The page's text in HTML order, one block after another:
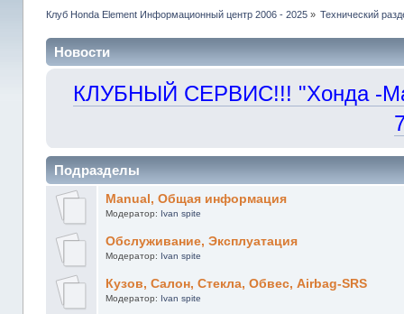
Клуб Honda Element Информационный центр 2006 - 2025» Технический
Новости
КЛУБНЫЙ СЕРВИС!!! "Хонда -
Подразделы
Manual, Общая информация
Модератор: Ivan spite
Обслуживание, Эксплуатация
Модератор: Ivan spite
Кузов, Салон, Стекла, Обвес, Airbag-SRS
Модератор: Ivan spite